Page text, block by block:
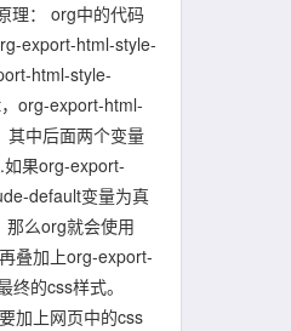
理： org中的代码
export-html-style-
html-style-
org-export-html-
其中后面两个变量
果org-export-
default变量为真
那么org就会使用
叠加上org-export-
终的css样式。
加上网页中的css